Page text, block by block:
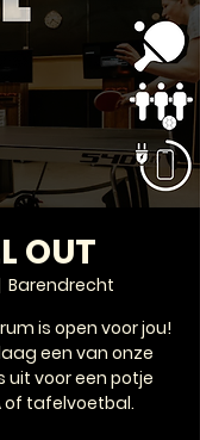
OUT
Barendrecht
is open voor jou!
een van onze
uit voor een potje
of tafelvoetbal.